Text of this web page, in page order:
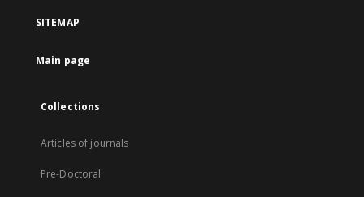
SITEMAP
Main page
Collections
Articles of journals
Pre-Doctoral